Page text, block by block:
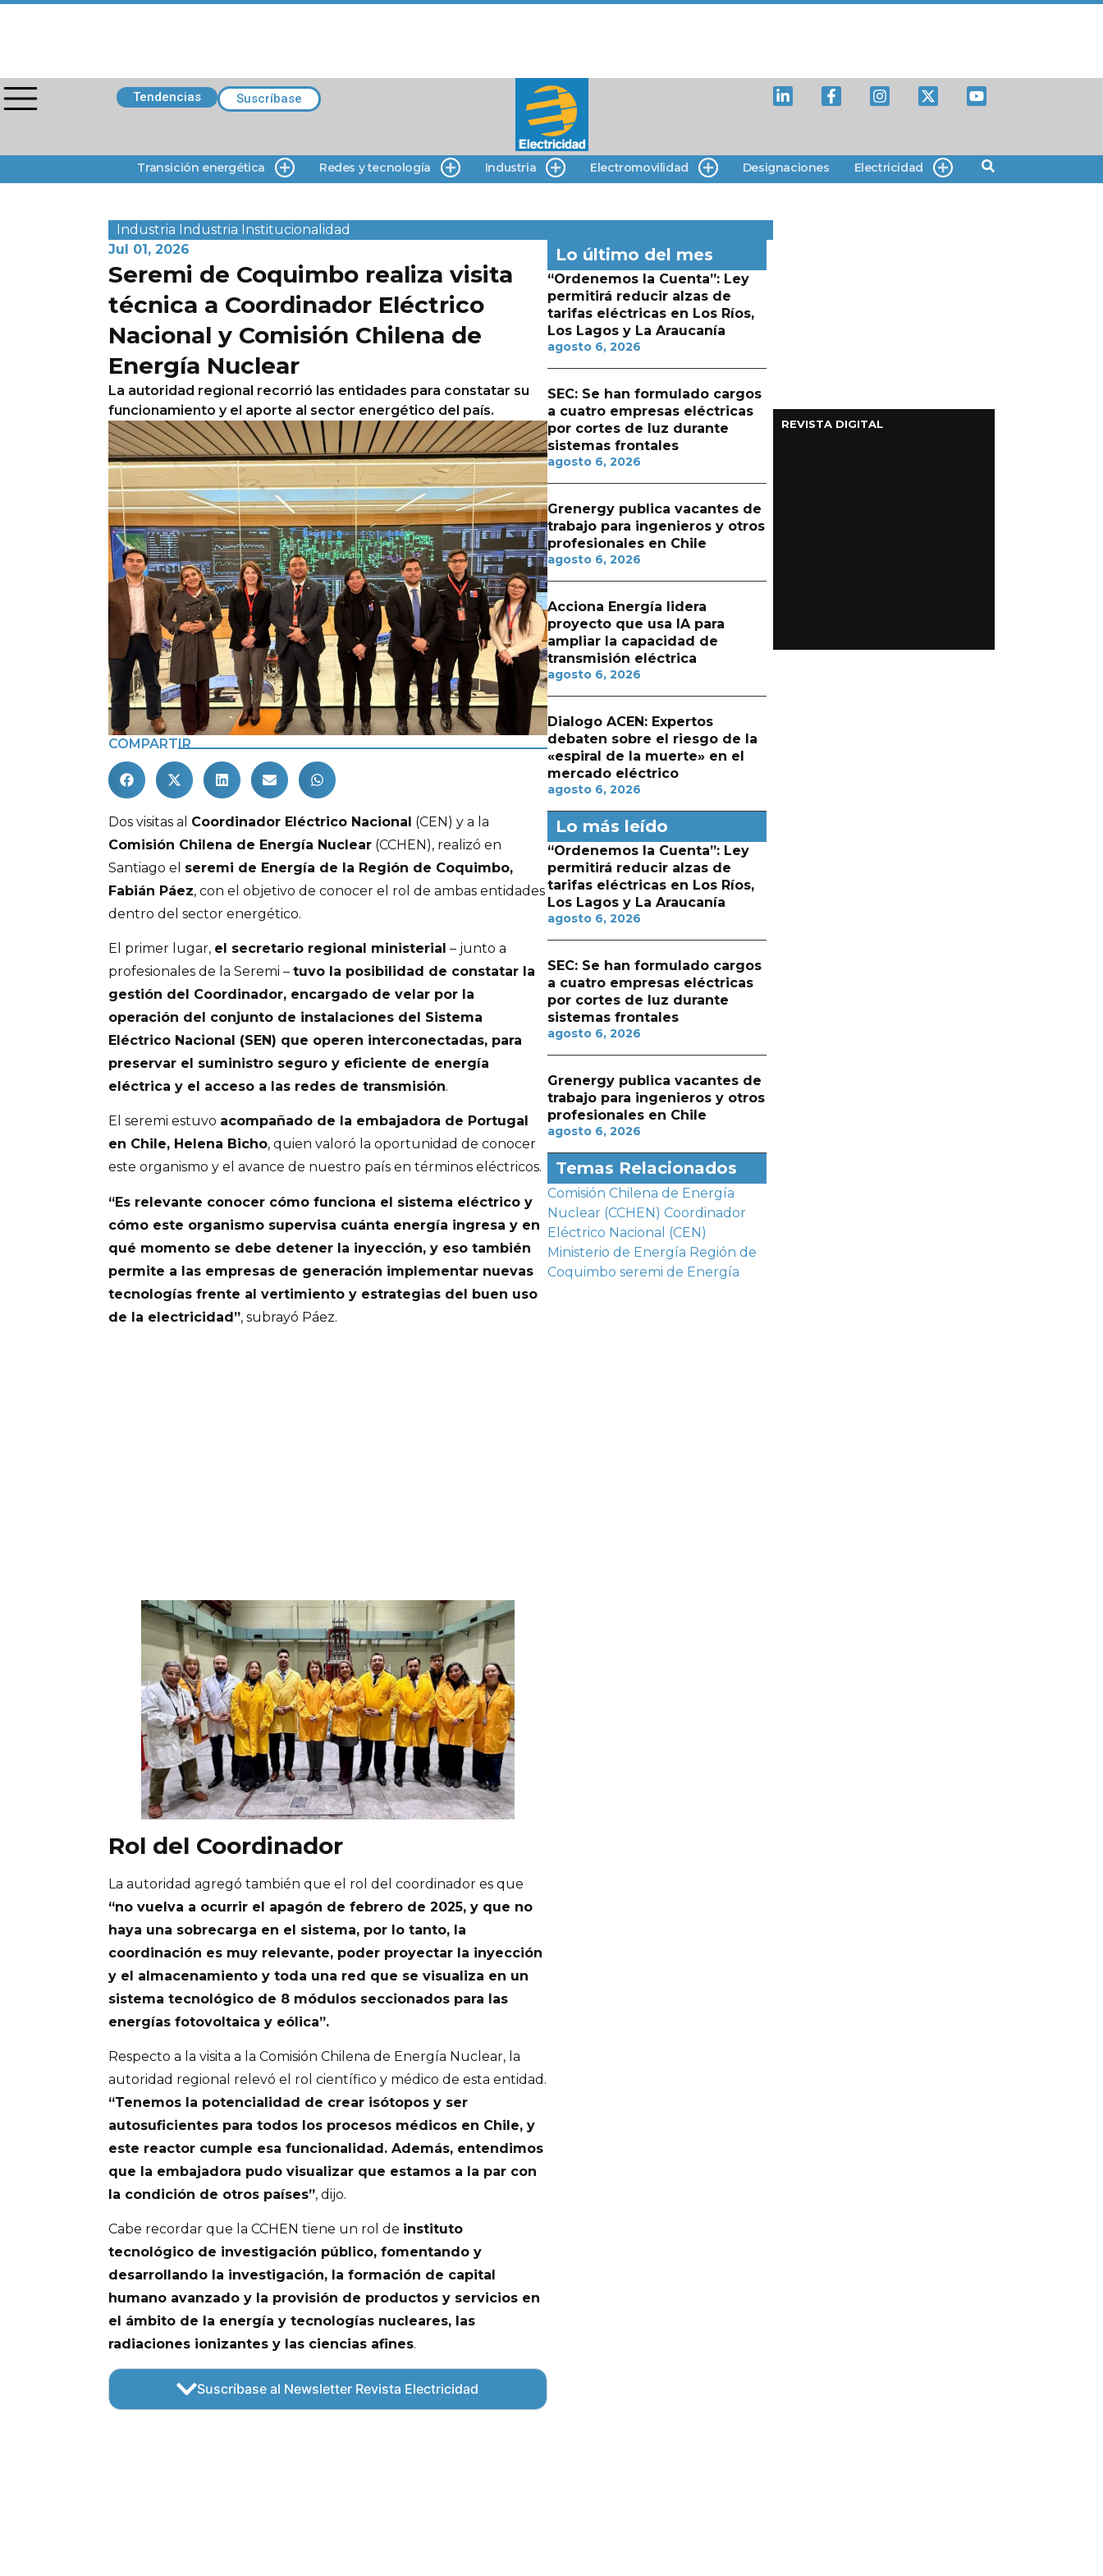
Tendencias Suscríbase
Transición energética Redes y tecnología Industria Electromovilidad Designaciones Electricidad
Industria Industria Institucionalidad
Jul 01, 2026
Seremi de Coquimbo realiza visita
técnica a Coordinador Eléctrico
Nacional y Comisión Chilena de
Energía Nuclear
La autoridad regional recorrió las entidades para constatar su
funcionamiento y el aporte al sector energético del país.
COMPARTIR
Dos visitas al Coordinador Eléctrico Nacional (CEN) y a la
Comisión Chilena de Energía Nuclear (CCHEN), realizó en
Santiago el seremi de Energía de la Región de Coquimbo,
Fabián Páez, con el objetivo de conocer el rol de ambas entidades
dentro del sector energético.
El primer lugar, el secretario regional ministerial – junto a
profesionales de la Seremi – tuvo la posibilidad de constatar la
gestión del Coordinador, encargado de velar por la
operación del conjunto de instalaciones del Sistema
Eléctrico Nacional (SEN) que operen interconectadas, para
preservar el suministro seguro y eficiente de energía
eléctrica y el acceso a las redes de transmisión.
El seremi estuvo acompañado de la embajadora de Portugal
en Chile, Helena Bicho, quien valoró la oportunidad de conocer
este organismo y el avance de nuestro país en términos eléctricos.
“Es relevante conocer cómo funciona el sistema eléctrico y
cómo este organismo supervisa cuánta energía ingresa y en
qué momento se debe detener la inyección, y eso también
permite a las empresas de generación implementar nuevas
tecnologías frente al vertimiento y estrategias del buen uso
de la electricidad”, subrayó Páez.
Rol del Coordinador
La autoridad agregó también que el rol del coordinador es que
“no vuelva a ocurrir el apagón de febrero de 2025, y que no
haya una sobrecarga en el sistema, por lo tanto, la
coordinación es muy relevante, poder proyectar la inyección
y el almacenamiento y toda una red que se visualiza en un
sistema tecnológico de 8 módulos seccionados para las
energías fotovoltaica y eólica”.
Respecto a la visita a la Comisión Chilena de Energía Nuclear, la
autoridad regional relevó el rol científico y médico de esta entidad.
“Tenemos la potencialidad de crear isótopos y ser
autosuficientes para todos los procesos médicos en Chile, y
este reactor cumple esa funcionalidad. Además, entendimos
que la embajadora pudo visualizar que estamos a la par con
la condición de otros países”, dijo.
Cabe recordar que la CCHEN tiene un rol de instituto
tecnológico de investigación público, fomentando y
desarrollando la investigación, la formación de capital
humano avanzado y la provisión de productos y servicios en
el ámbito de la energía y tecnologías nucleares, las
radiaciones ionizantes y las ciencias afines.
Suscríbase al Newsletter Revista Electricidad
Lo último del mes
“Ordenemos la Cuenta”: Ley
permitirá reducir alzas de
tarifas eléctricas en Los Ríos,
Los Lagos y La Araucanía
agosto 6, 2026
SEC: Se han formulado cargos
a cuatro empresas eléctricas
por cortes de luz durante
sistemas frontales
agosto 6, 2026
Grenergy publica vacantes de
trabajo para ingenieros y otros
profesionales en Chile
agosto 6, 2026
Acciona Energía lidera
proyecto que usa IA para
ampliar la capacidad de
transmisión eléctrica
agosto 6, 2026
Dialogo ACEN: Expertos
debaten sobre el riesgo de la
«espiral de la muerte» en el
mercado eléctrico
agosto 6, 2026
Lo más leído
“Ordenemos la Cuenta”: Ley
permitirá reducir alzas de
tarifas eléctricas en Los Ríos,
Los Lagos y La Araucanía
agosto 6, 2026
SEC: Se han formulado cargos
a cuatro empresas eléctricas
por cortes de luz durante
sistemas frontales
agosto 6, 2026
Grenergy publica vacantes de
trabajo para ingenieros y otros
profesionales en Chile
agosto 6, 2026
Temas Relacionados
Comisión Chilena de Energía
Nuclear (CCHEN) Coordinador
Eléctrico Nacional (CEN)
Ministerio de Energía Región de
Coquimbo seremi de Energía
REVISTA DIGITAL